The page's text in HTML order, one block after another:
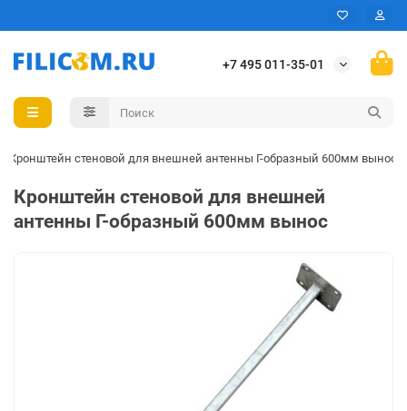
+7 495 011-35-01
Кронштейн стеновой для внешней антенны Г-образный 600мм вынос
Кронштейн стеновой для внешней
антенны Г-образный 600мм вынос